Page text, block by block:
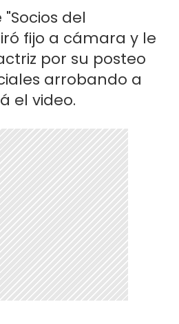
del
fijo a cámara y le
por su posteo
arrobando a
el video.